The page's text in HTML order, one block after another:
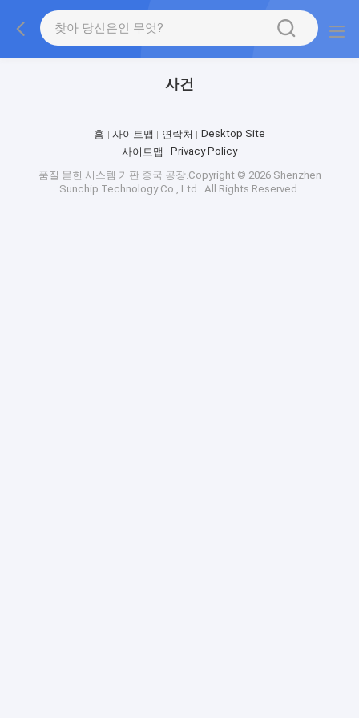
사건
홈 사이트맵 연락처
Desktop Site
사이트맵
Privacy Policy
품질 묻힌 시스템 기판중국 공장.Copyright © 2026 Shenzhen
Sunchip Technology Co., Ltd.. All Rights Reserved.